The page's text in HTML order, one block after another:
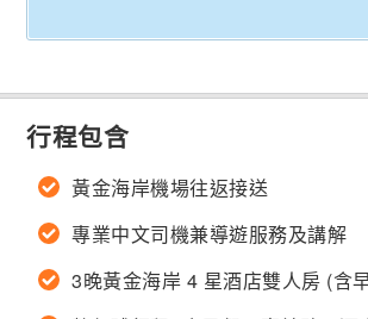
行程包含
黃金海岸機場往返接送
專業中文司機兼導遊服務及講解
3晚黃金海岸 4 星酒店雙人房 (含